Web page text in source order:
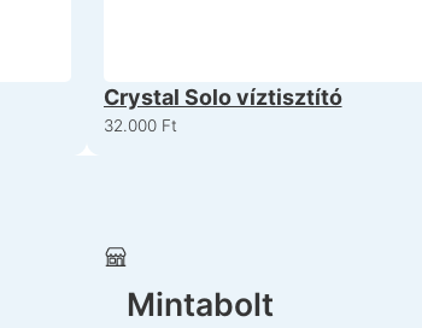
Crystal Solo víztisztító
32.000 Ft
Mintabolt